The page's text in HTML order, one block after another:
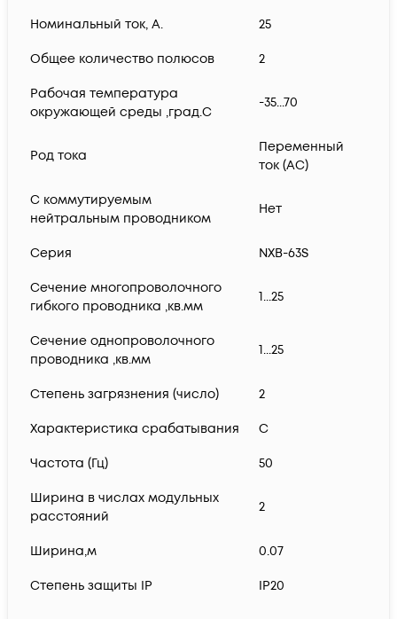
Номинальный ток, А. 25
Общее количество полюсов 2
Рабочая температура
окружающей среды ,град.C
-35...70
Род тока
Переменный
ток (AC)
С коммутируемым
нейтральным проводником
Нет
Серия NXB-63S
Сечение многопроволочного
гибкого проводника ,кв.мм
1...25
Сечение однопроволочного
проводника ,кв.мм
1...25
Степень загрязнения (число) 2
Характеристика срабатывания C
Частота (Гц) 50
Ширина в числах модульных
расстояний
2
Ширина,м 0.07
Степень защиты IP IP20